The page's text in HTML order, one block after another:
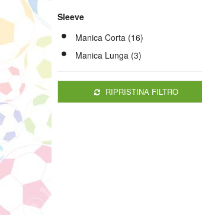
Sleeve
Manica Corta (16)
Manica Lunga (3)
RIPRISTINA FILTRO